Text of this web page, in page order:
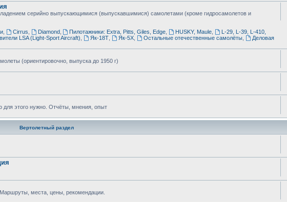
серийно выпускающимися (выпускавшимися) самолетами (кроме гидросамолетов и
, Cirrus Diamond, Пилотажники: Extra, Pitts, Giles, Edge HUSKY, Maule
L-29, L-39, L-410,
LSA (Light-Sport Aircraft) Як-18Т Як-5Х Остальные отечественные самолёты,
Деловая
(ориентировочно, выпуска до 1950 г)
для этого нужно. Отчёты, мнения, опыт
Вертолетный раздел
места, цены, рекомендации.